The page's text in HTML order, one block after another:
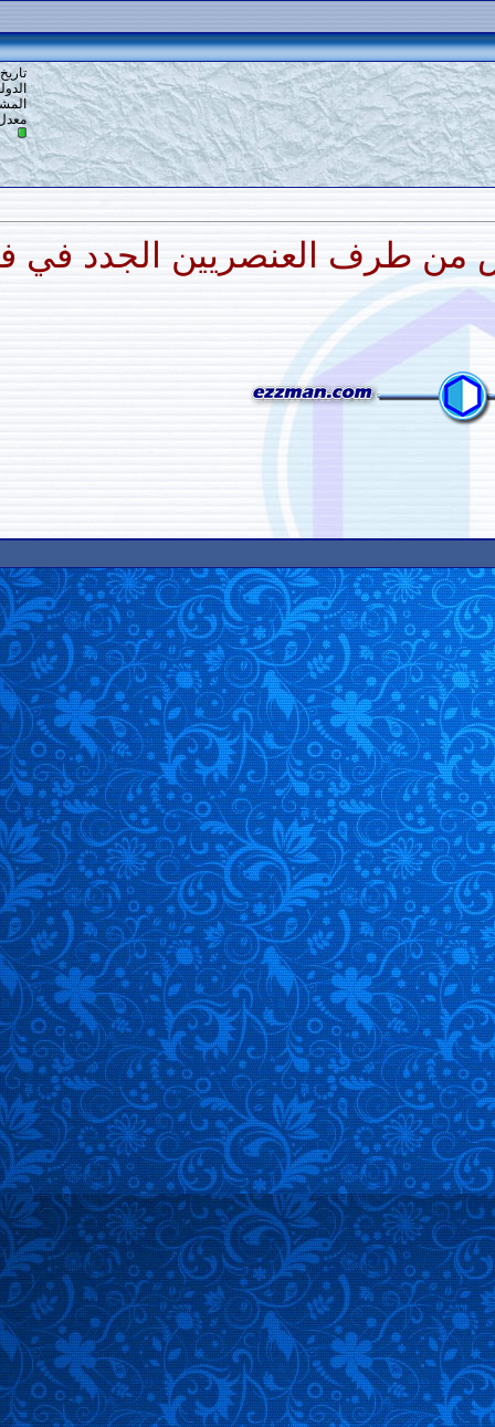
#
7
تاريخ التسجيل: 19-12-2013
الدولة: DRT
المشاركات: 678
معدل تقييم المستوى: 13
العنصريين الجدد في فرنسا